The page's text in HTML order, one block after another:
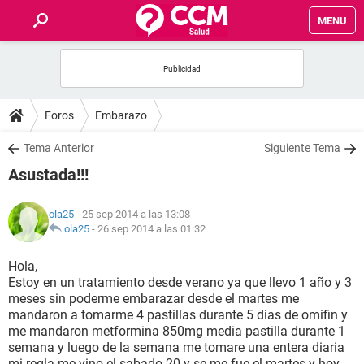
MENU
FOROS
SALUD
NUTRICIÓN
BIENESTAR
SEXUALIDAD
GLOSARIO
Foros Embarazo
Tema Anterior Siguiente Tema
Asustada!!!
ola25 - 25 sep 2014 a las 13:08
ola25 - 26 sep 2014 a las 01:32
Hola,
Estoy en un tratamiento desde verano ya que llevo 1 año y 3
meses sin poderme embarazar desde el martes me
mandaron a tomarme 4 pastillas durante 5 dias de omifin y
me mandaron metformina 850mg media pastilla durante 1
semana y luego de la semana me tomare una entera diaria